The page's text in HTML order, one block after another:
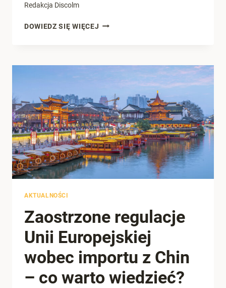
Redakcja Discolm
DOWIEDZ SIĘ WIĘCEJ IMPORT
–
WIEDZIEĆ,
ZANIM
ZACZNIESZ?
AKTUALNOŚCI
Zaostrzone regulacje
Unii Europejskiej
wobec importu z Chin
– co warto wiedzieć?